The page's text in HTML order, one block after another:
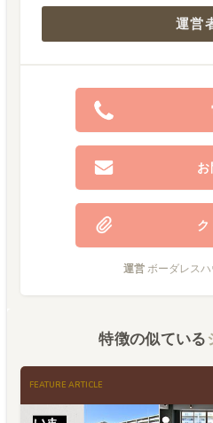
運営
お
ク
運営 ボーダレス
特徴の似ている
FEATURE ARTICLE